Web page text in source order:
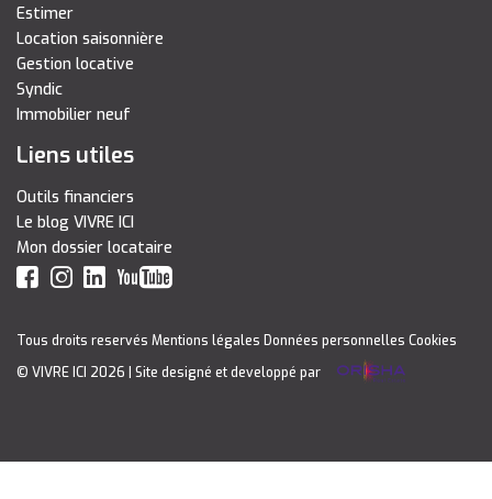
Estimer
Location saisonnière
Gestion locative
Syndic
Immobilier neuf
Liens utiles
Outils financiers
Le blog VIVRE ICI
Mon dossier locataire
Tous droits reservés Mentions légales Données personnelles Cookies
© VIVRE ICI 2026
| Site designé et developpé par